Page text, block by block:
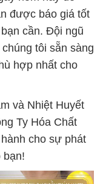
được báo giá tốt
cần. Đội ngũ
tôi sẵn sàng
hợp nhất cho
và Nhiệt Huyết
Ty Hóa Chất
cho sự phát
bạn!